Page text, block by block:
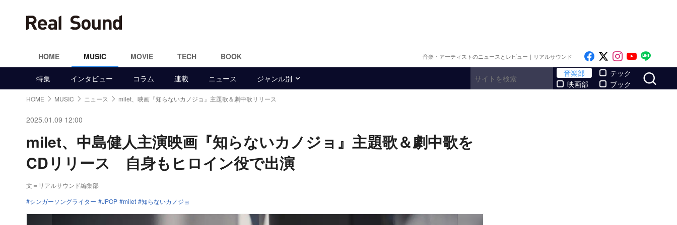
HOME MUSIC MOVIE TECH BOOK 音楽・アーティストのニュースとレビュー｜リアルサウンド Like on Facebook
Follow on x
Follow on
Follow
特集 インタビュー コラム 連載 ニュース ジャンル別
音楽部
映画部
テック
ブック
HOME MUSIC ニュース milet、映画『知らないカノジョ』主題歌＆劇中歌リリース
2025.01.09 12:00
milet、中島健人主演映画『知らないカノジョ』主題歌＆劇中歌を
CDリリース 自身もヒロイン役で出演
文＝リアルサウンド編集部
シンガーソングライター
JPOP milet 知らないカノジョ